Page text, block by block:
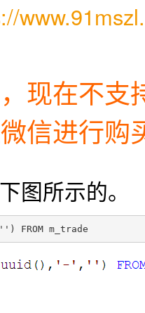
现在不
信进行
图所示的。
FROM m_trade